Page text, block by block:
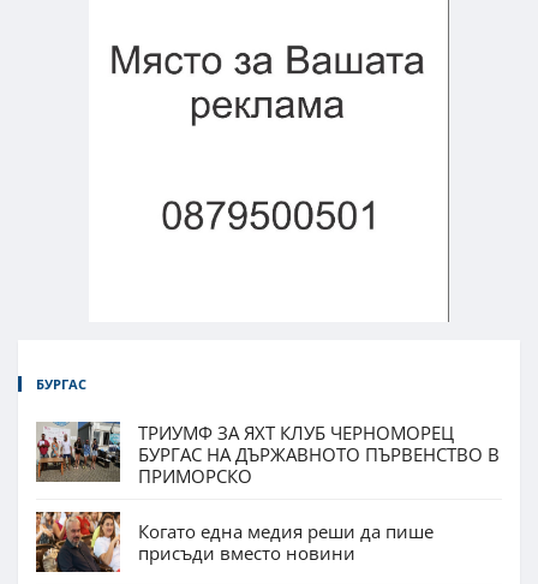
БУРГАС
ТРИУМФ ЗА ЯХТ КЛУБ ЧЕРНОМОРЕЦ
БУРГАС НА ДЪРЖАВНОТО ПЪРВЕНСТВО В
ПРИМОРСКО
Когато една медия реши да пише
присъди вместо новини